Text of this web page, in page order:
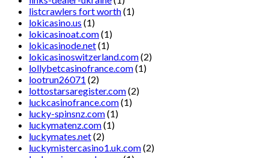
listcrawlers fort worth(1)
lokicasino.us (1)
lokicasinoat.com(1)
lokicasinode.net(1)
lokicasinoswitzerland.com(2)
lollybetcasinofrance.com(1)
lootrun26071 (2)
lottostarsaregister.com(2)
luckcasinofrance.com(1)
lucky-spinsnz.com(1)
luckymatenz.com(1)
luckymates.net(2)
luckymistercasino1.uk.com(2)